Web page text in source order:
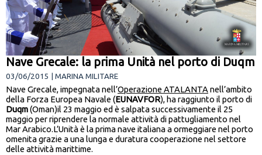
Nave Grecale: la prima Unità nel porto di Duqm
03/06/2015 | MARINA MILITARE
Nave Grecale, impegnata nell’Operazione ATALANTA nell’ambito
della Forza Europea Navale (EUNAVFOR), ha raggiunto il porto di
Duqm(Oman)il 23 maggio ed è salpata successivamente il 25
maggio per riprendere la normale attività di pattugliamento nel
Mar Arabico.L’Unità è la prima nave italiana a ormeggiare nel porto
omenita grazie a una lunga e duratura cooperazione nel settore
delle attività marittime.